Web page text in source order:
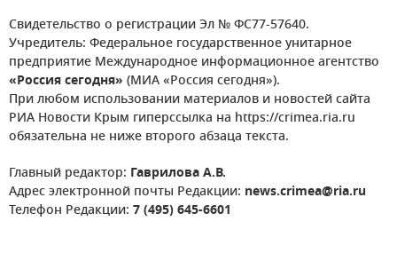
Свидетельство о регистрации Эл № ФС77-57640.
Учредитель: Федеральное государственное унитарное
предприятие Международное информационное агентство
«Россия сегодня» (МИА «Россия сегодня»).
При любом использовании материалов и новостей сайта
РИА Новости Крым гиперссылка на https://crimea.ria.ru
обязательна не ниже второго абзаца текста.
Главный редактор: Гаврилова А.В.
Адрес электронной почты Редакции: news.crimea@ria.ru
Телефон Редакции: 7 (495) 645-6601